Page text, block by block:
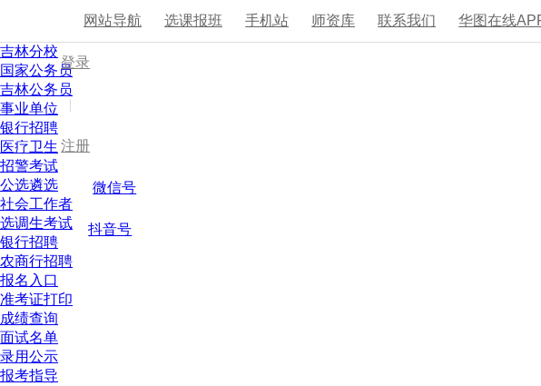
网站导航 选课报班 手机站 师资库 联系我们 华图在线
登录
|
注册
微信号
抖音号
吉林分校
国家公务员
吉林公务员
事业单位
银行招聘
医疗卫生
招警考试
公选遴选
社会工作者
选调生考试
银行招聘
农商行招聘
报名入口
准考证打印
成绩查询
面试名单
录用公示
报考指导